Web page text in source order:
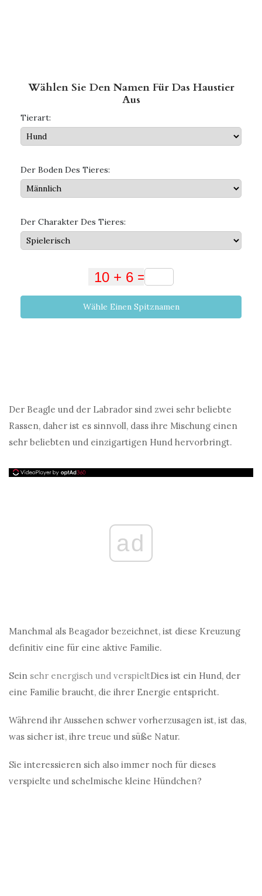
Wählen Sie Den Namen Für Das Haustier
Aus
Tierart:
Der Boden Des Tieres:
Der Charakter Des Tieres:
Wähle Einen Spitznamen
Der Beagle und der Labrador sind zwei sehr beliebte
Rassen, daher ist es sinnvoll, dass ihre Mischung einen
sehr beliebten und einzigartigen Hund hervorbringt.
ad
Manchmal als Beagador bezeichnet, ist diese Kreuzung
definitiv eine für eine aktive Familie.
Sein sehr energisch und verspieltDies ist ein Hund, der
eine Familie braucht, die ihrer Energie entspricht.
Während ihr Aussehen schwer vorherzusagen ist, ist das,
was sicher ist, ihre treue und süße Natur.
Sie interessieren sich also immer noch für dieses
verspielte und schelmische kleine Hündchen?